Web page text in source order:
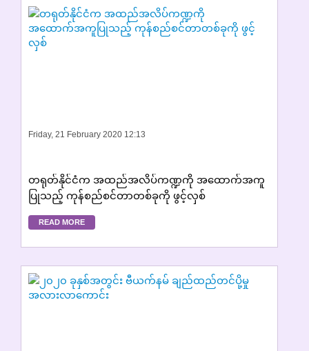
Friday, 21 February 2020 12:13
တရုတ်နိုင်ငံက အထည်အလိပ်ကဏ္ဍကို အထောက်အကူ
ပြုသည့် ကုန်စည်စင်တာတစ်ခုကို ဖွင့်လှစ်
READ MORE